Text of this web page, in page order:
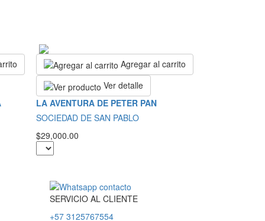
Agregar al carrito
Ver detalle
LA AVENTURA DE PETER PAN
SOCIEDAD DE SAN PABLO
$29,000.00
SERVICIOAL CLIENTE
+57 3125767554